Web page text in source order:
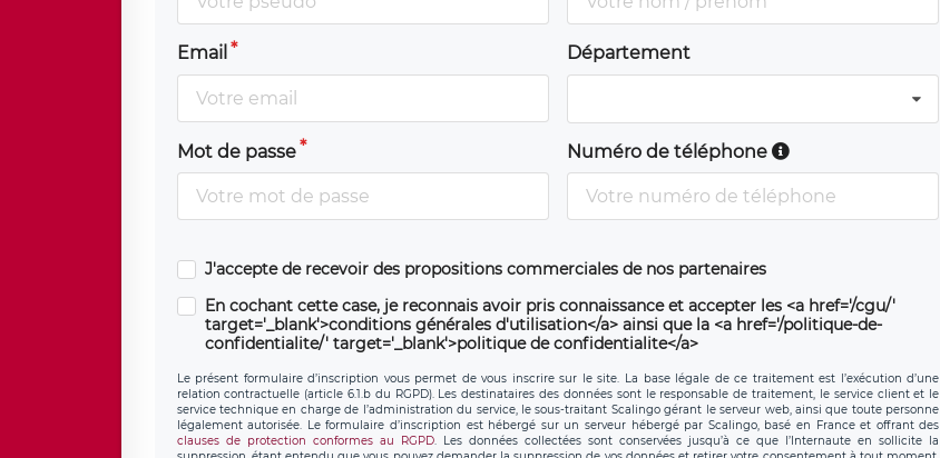
Email Département
Mot de passe Numéro de téléphone
J'accepte de recevoir des propositions commerciales de nos partenaires
En cochant cette case, je reconnais avoir pris connaissance et accepter les <a href='/cgu/'
target='_blank'>conditions générales d'utilisation</a> ainsi que la <a href='/politique-de-
confidentialite/' target='_blank'>politique de confidentialite</a>
Le présent formulaire d’inscription vous permet de vous inscrire sur le site. La base légale de ce traitement est l’exécution d’une
relation contractuelle (article 6.1.b du RGPD). Les destinataires des données sont le responsable de traitement, le service client et le
service technique en charge de l’administration du service, le sous-traitant Scalingo gérant le serveur web, ainsi que toute personne
légalement autorisée. Le formulaire d’inscription est hébergé sur un serveur hébergé par Scalingo, basé en France et offrant des
clauses de protection conformes au RGPD. Les données collectées sont conservées jusqu’à ce que l’Internaute en sollicite la